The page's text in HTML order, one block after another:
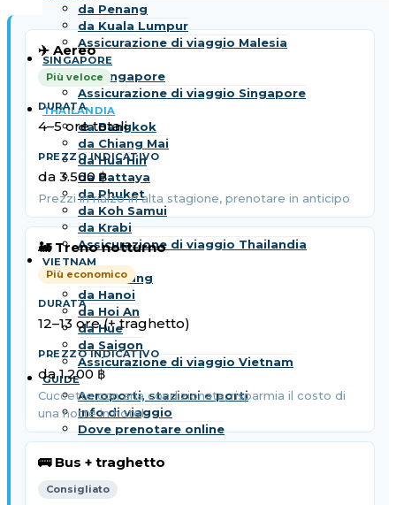
da Penang
da Kuala Lumpur
Assicurazione di viaggio Malesia
SINGAPORE
da Singapore
Assicurazione di viaggio Singapore
THAILANDIA
da Bangkok
da Chiang Mai
da Hua Hin
da Pattaya
da Phuket
da Koh Samui
da Krabi
Assicurazione di viaggio Thailandia
VIETNAM
da Da Nang
da Hanoi
da Hoi An
da Hue
da Saigon
Assicurazione di viaggio Vietnam
GUIDE
Aeroporti, stazioni e porti
Info di viaggio
Dove prenotare online
✈️ Aereo
Più veloce
4–5 ore totali
da 3.500 ฿
Prezzi in rialzo in alta stagione, prenotare in anticipo
🚂 Treno notturno
Più economico
12–13 ore (+ traghetto)
da 1.200 ฿
Cuccette con aria condizionata, risparmia il costo di
una notte in hotel
🚌 Bus + traghetto
Consigliato